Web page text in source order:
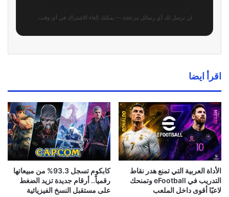
لن نرسل لك أي رسائل مزعجة — يمكنك إلغاء الاشتراك في أي وقت.
اقرأ ايضا
الأداة العربية التي تمنع هدر نقاط
التدريب في eFootball وتمنحك
لاعبًا أقوى داخل الملعب
كابكوم تسجل 93.3% من مبيعاتها
رقمياً.. أرقام جديدة تزيد الضغط
على مستقبل النسخ الفيزيائية